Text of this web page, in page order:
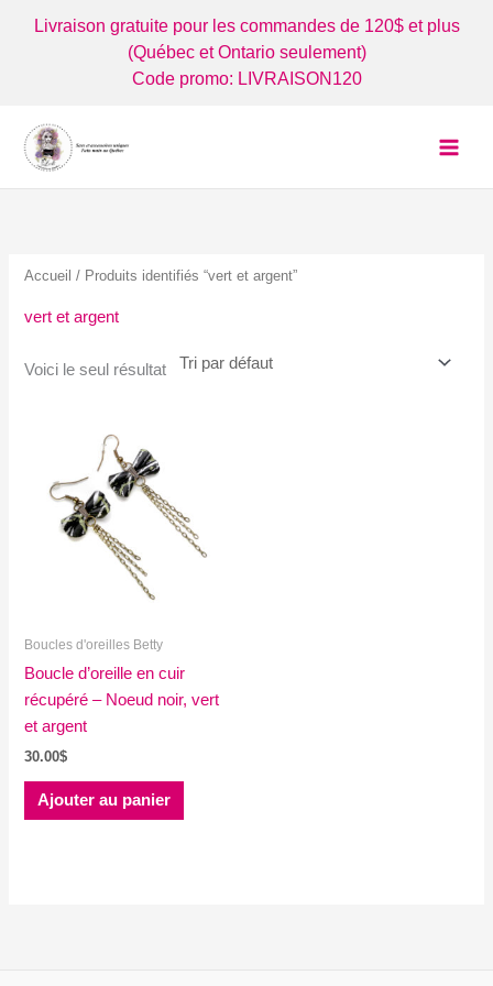
Livraison gratuite pour les commandes de 120$ et plus
(Québec et Ontario seulement)
Code promo: LIVRAISON120
Accueil / Produits identifiés “vert et argent”
vert et argent
Voici le seul résultat
Boucles d'oreilles Betty
Boucle d’oreille en cuir
récupéré – Noeud noir, vert
et argent
30.00$
Ajouter au panier